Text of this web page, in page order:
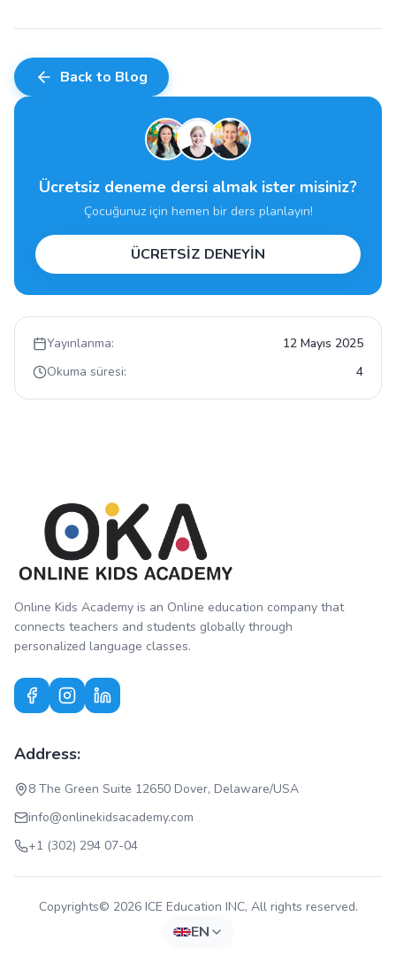
Back to Blog
Ücretsiz deneme dersi almak ister misiniz?
Çocuğunuz için hemen bir ders planlayın!
ÜCRETSİZ DENEYİN
Yayınlanma:
12 Mayıs 2025
Okuma süresi:
4
Online Kids Academy is an Online education company that
connects teachers and students globally through
personalized language classes.
Address:
8 The Green Suite 12650 Dover, Delaware/USA
info@onlinekidsacademy.com
+1 (302) 294 07-04
Copyrights© 2026 ICE Education INC, All rights reserved.
EN